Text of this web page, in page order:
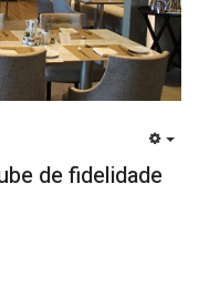
de fidelidade